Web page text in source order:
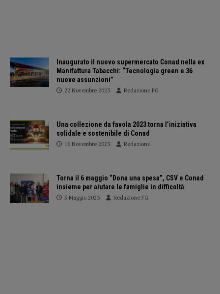
Inaugurato il nuovo supermercato Conad nella ex
Manifattura Tabacchi: “Tecnologia green e 36
nuove assunzioni”
22 Novembre 2023 Redazione FG
Una collezione da favola 2023 torna l’iniziativa
solidale e sostenibile di Conad
16 Novembre 2023 Redazione
Torna il 6 maggio “Dona una spesa”, CSV e Conad
insieme per aiutare le famiglie in difficoltà
5 Maggio 2023 Redazione FG